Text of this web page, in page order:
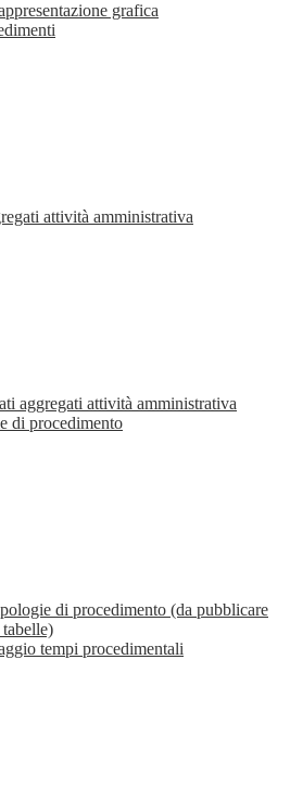
grafica
attività amministrativa
aggregati attività amministrativa
di procedimento
di procedimento (da pubblicare
tempi procedimentali